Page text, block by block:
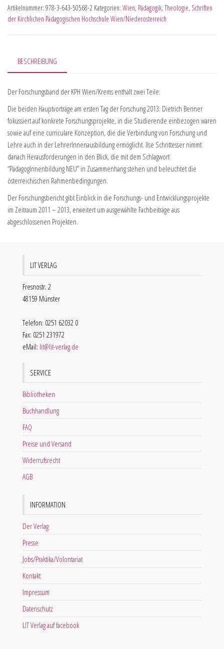
Artikelnummer: 978-3-643-50568-2 Kategorien: Wien, Pädagogik, Theologie, Schriften
der Kirchlichen Pädagogischen Hochschule Wien/Niederösterreich
BESCHREIBUNG
Der Forschungsband der KPH Wien/Krems enthält zwei Teile:
Die beiden Hauptvorträge am ersten Tag der Forschung 2013: Dietrich Benner
fokussiert auf konkrete Forschungsprojekte, in die Studierende einbezogen waren
sowie auf eine curriculare Konzeption, die die Verbindung von Forschung und
Lehre auch in der LehrerInnenausbildung ermöglicht. Ilse Schrittesser nimmt
danach Herausforderungen in den Blick, die mit dem Schlagwort
“PädagogInnenbildung NEU” in Zusammenhang stehen und beleuchtet die
österreichischen Rahmenbedingungen.
Der Forschungsbericht gibt Einblick in die Forschungs- und Entwicklungsprojekte
im Zeitraum 2011 – 2013, erweitert um ausgewählte Fachbeiträge aus
abgeschlossenen Projekten.
LIT VERLAG
Fresnostr. 2
48159 Münster
Telefon: 0251 62032 0
Fax: 0251 231972
eMail: lit@lit-verlag.de
SERVICE
Bibliotheken
Buchhandlung
FAQ
Preise und Versand
Widerrufsrecht
AGB
INFORMATION
Der Verlag
Presse
Jobs/Praktika/Volontariat
Kontakt
Impressum
Datenschutz
LIT Verlag auf facebook